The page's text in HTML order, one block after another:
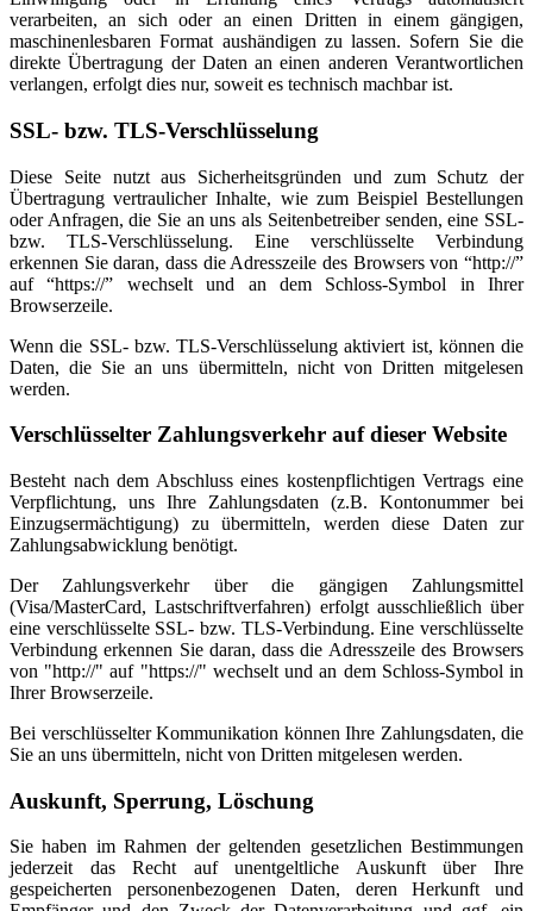
verarbeiten, an sich oder an einen Dritten in einem gängigen,
maschinenlesbaren Format aushändigen zu lassen. Sofern Sie die
direkte Übertragung der Daten an einen anderen Verantwortlichen
verlangen, erfolgt dies nur, soweit es technisch machbar ist.
SSL- bzw. TLS-Verschlüsselung
Diese Seite nutzt aus Sicherheitsgründen und zum Schutz der
Übertragung vertraulicher Inhalte, wie zum Beispiel Bestellungen
oder Anfragen, die Sie an uns als Seitenbetreiber senden, eine SSL-
bzw. TLS-Verschlüsselung. Eine verschlüsselte Verbindung
erkennen Sie daran, dass die Adresszeile des Browsers von “http://”
auf “https://” wechselt und an dem Schloss-Symbol in Ihrer
Browserzeile.
Wenn die SSL- bzw. TLS-Verschlüsselung aktiviert ist, können die
Daten, die Sie an uns übermitteln, nicht von Dritten mitgelesen
werden.
Verschlüsselter Zahlungsverkehr auf dieser Website
Besteht nach dem Abschluss eines kostenpflichtigen Vertrags eine
Verpflichtung, uns Ihre Zahlungsdaten (z.B. Kontonummer bei
Einzugsermächtigung) zu übermitteln, werden diese Daten zur
Zahlungsabwicklung benötigt.
Der Zahlungsverkehr über die gängigen Zahlungsmittel
(Visa/MasterCard, Lastschriftverfahren) erfolgt ausschließlich über
eine verschlüsselte SSL- bzw. TLS-Verbindung. Eine verschlüsselte
Verbindung erkennen Sie daran, dass die Adresszeile des Browsers
von "http://" auf "https://" wechselt und an dem Schloss-Symbol in
Ihrer Browserzeile.
Bei verschlüsselter Kommunikation können Ihre Zahlungsdaten, die
Sie an uns übermitteln, nicht von Dritten mitgelesen werden.
Auskunft, Sperrung, Löschung
Sie haben im Rahmen der geltenden gesetzlichen Bestimmungen
jederzeit das Recht auf unentgeltliche Auskunft über Ihre
gespeicherten personenbezogenen Daten, deren Herkunft und